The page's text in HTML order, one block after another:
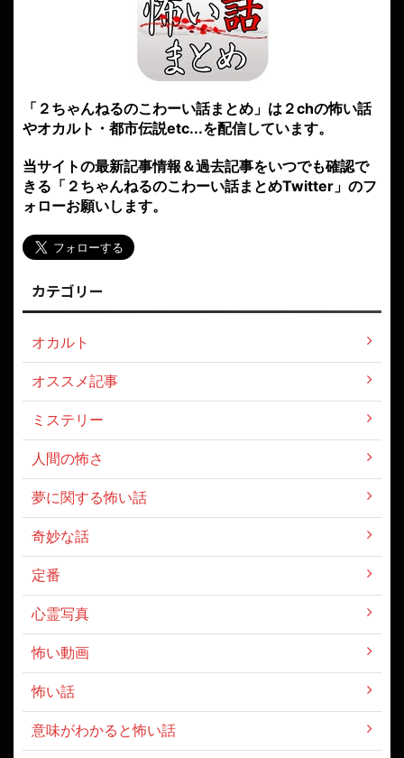
「２ちゃんねるのこわーい話まとめ」は２chの怖い話
やオカルト・都市伝説etc...を配信しています。
当サイトの最新記事情報＆過去記事をいつでも確認で
きる「２ちゃんねるのこわーい話まとめTwitter」のフ
ォローお願いします。
カテゴリー
オカルト
オススメ記事
ミステリー
人間の怖さ
夢に関する怖い話
奇妙な話
定番
心霊写真
怖い動画
怖い話
意味がわかると怖い話